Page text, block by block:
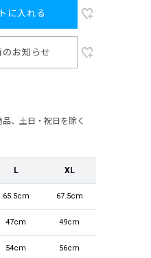
に入れる
のお知らせ
、土日・祝日を除く
L XL
65.5cm 67.5cm
47cm 49cm
54cm 56cm